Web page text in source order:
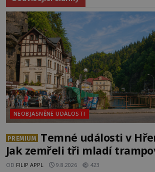
NEOBJASNĚNÉ UDÁLOSTI
PREMIUM
Temné události v
Jak zemřeli tři mladí
OD FILIP APPL 9.8.2026 423